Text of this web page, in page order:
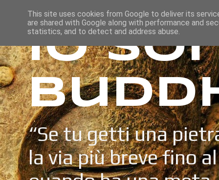
Io
“Se tu getti una
la via più breve fino
This site uses cookies from Google to deliver its
are shared with Google along with performance and
statistics, and to detect and address abuse.